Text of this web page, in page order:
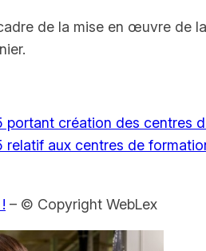
de la mise en œuvre de
création des centres
aux centres de
– © Copyright WebLex